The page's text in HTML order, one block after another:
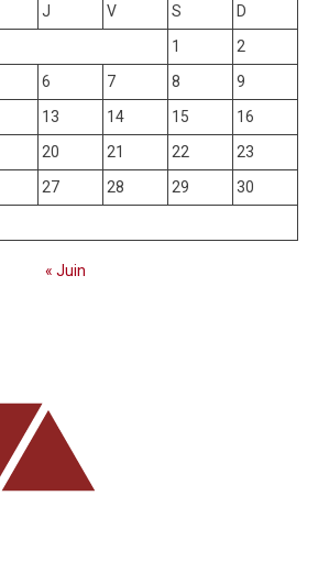
J V S
D
1
2
6 7 8
9
13 14 15
16
20 21 22
23
27 28 29
30
« Juin